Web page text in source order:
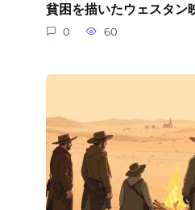
貧困を描いたウェスタン
0 60